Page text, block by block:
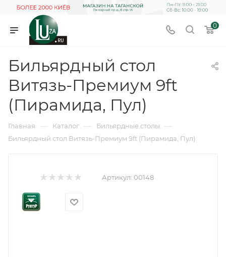
0
Бильярдный стол
Витязь-Премиум 9ft
(Пирамида, Пул)
Главная — Каталог — Бильярдные столы —
Бильярдный стол Витязь-Премиум 9ft (Пирамида, Пул)
Артикул: 00148